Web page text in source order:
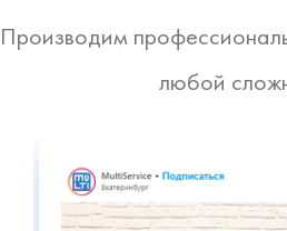
Производим
любой